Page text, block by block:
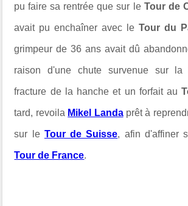
pu faire sa rentrée que sur le Tour de
avait pu enchaîner avec le Tour du
grimpeur de 36 ans avait dû
raison d'une chute survenue sur
fracture de la hanche et un forfait au
tard, revoila Mikel Landa prêt à
sur le Tour de Suisse, afin d'affiner
Tour de France.